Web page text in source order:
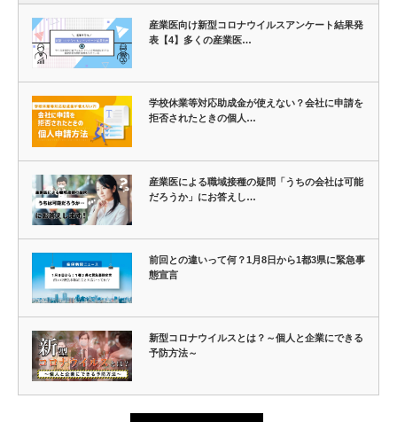
産業医向け新型コロナウイルスアンケート結果発
表【4】多くの産業医…
学校休業等対応助成金が使えない？会社に申請を
拒否されたときの個人…
産業医による職域接種の疑問「うちの会社は可能
だろうか」にお答えし…
前回との違いって何？1月8日から1都3県に緊急事
態宣言
新型コロナウイルスとは？～個人と企業にできる
予防方法～